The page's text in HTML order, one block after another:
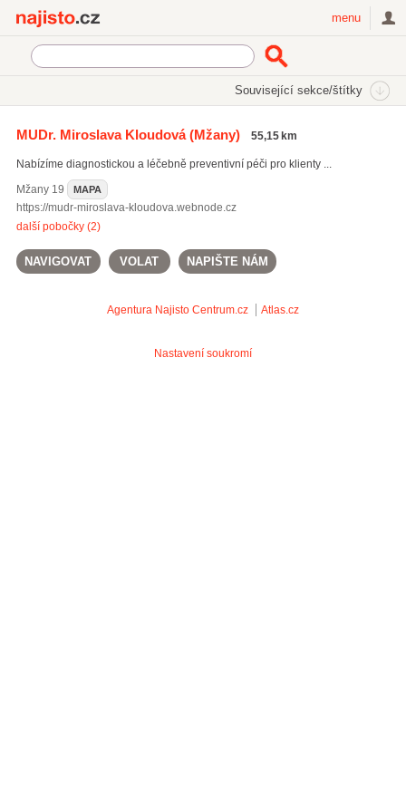
menu
Související sekce/štítky
MUDr. Miroslava Kloudová(Mžany) 55,15 km
Nabízíme diagnostickou a léčebně preventivní péči pro klienty ...
Mžany19 MAPA
https://mudr-miroslava-kloudova.webnode.cz
další pobočky (2)
NAVIGOVAT VOLAT NAPIŠTE NÁM
Agentura Najisto Centrum.cz Atlas.cz
Nastavení soukromí